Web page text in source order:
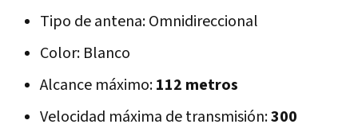
Tipo de antena: Omnidireccional
Color: Blanco
Alcance máximo:112 metros
Velocidad máxima de transmisión:300